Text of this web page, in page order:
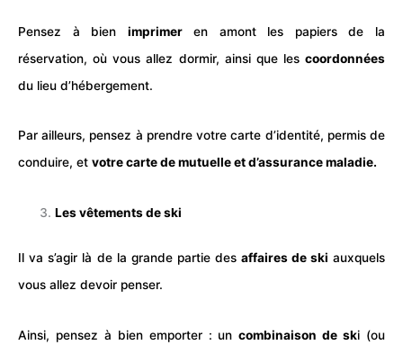
Pensez à bien imprimeren amont les papiers de la
réservation, où vous allez dormir, ainsi que les coordonnées
du lieu d’hébergement.
Par ailleurs, pensez à prendre votre carte d’identité, permis de
conduire, et votre carte de mutuelle et d’assurance maladie.
Les vêtements de ski
Il va s’agir là de la grande partie des affaires de ski auxquels
vous allez devoir penser.
Ainsi, pensez à bien emporter : uncombinaison de ski (ou